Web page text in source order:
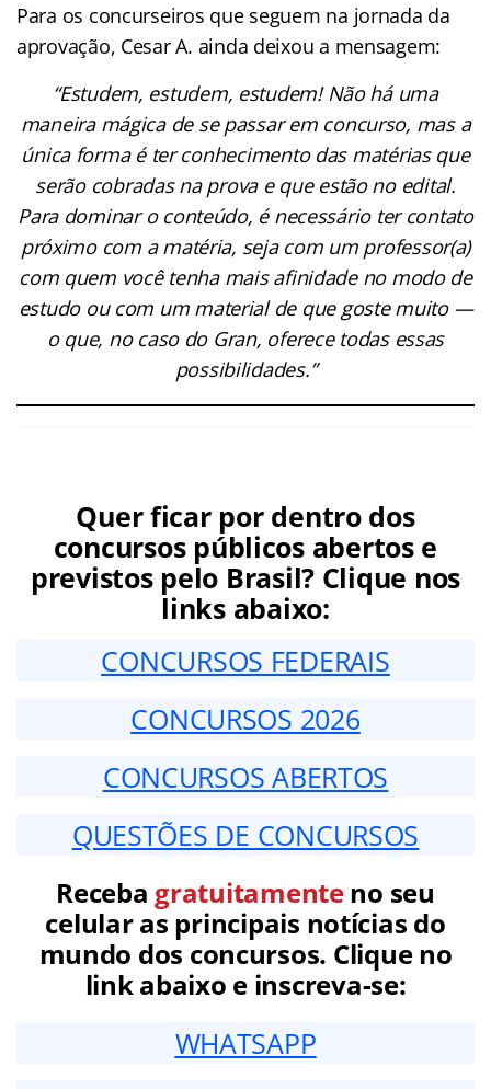
Para os concurseiros que seguem na jornada da
aprovação, Cesar A. ainda deixou a mensagem:
“Estudem, estudem, estudem! Não há uma
maneira mágica de se passar em concurso, mas a
única forma é ter conhecimento das matérias que
serão cobradas na prova e que estão no edital.
Para dominar o conteúdo, é necessário ter contato
próximo com a matéria, seja com um professor(a)
com quem você tenha mais afinidade no modo de
estudo ou com um material de que goste muito —
o que, no caso do Gran, oferece todas essas
possibilidades.”
Quer ficar por dentro dos
concursos públicos abertos e
previstos pelo Brasil? Clique nos
links abaixo:
CONCURSOS FEDERAIS
CONCURSOS 2026
CONCURSOS ABERTOS
QUESTÕES DE CONCURSOS
Receba gratuitamenteno seu
celular as principais notícias do
mundo dos concursos. Clique no
link abaixo e inscreva-se:
WHATSAPP